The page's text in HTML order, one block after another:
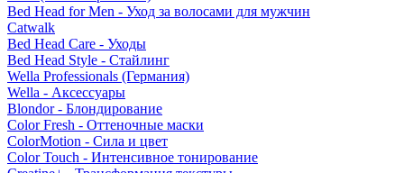
Bed Head for Men - Уход за волосами для мужчин
Catwalk
Bed Head Care - Уходы
Bed Head Style - Стайлинг
Wella Professionals (Германия)
Wella - Аксессуары
Blondor - Блондирование
Color Fresh - Оттеночные маски
ColorMotion - Сила и цвет
Color Touch - Интенсивное тонирование